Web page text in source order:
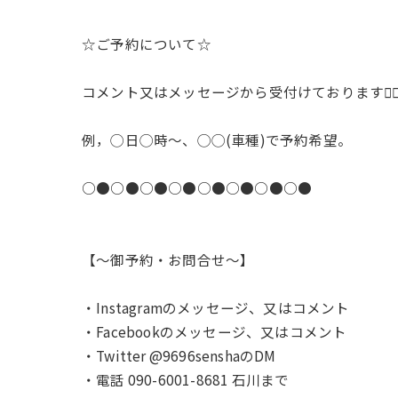
☆ご予約について☆
コメント又はメッセージから受付けております
例，◯日◯時〜、◯◯(車種)で予約希望。
○●○●○●○●○●○●○●○●
【〜御予約・お問合せ〜】
・Instagramのメッセージ、又はコメント
・Facebookのメッセージ、又はコメント
・Twitter @9696senshaのDM
・電話 090-6001-8681 石川まで